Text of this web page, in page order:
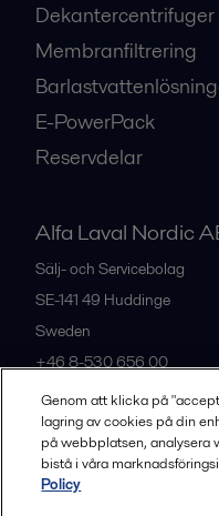
Dekantercentrifuger
Membranfiltrering
E-PowerPack
Reservdelar
Alfa Laval Nordic
Sälj- och Servicebolag
SE-141 49 Huddinge
Sweden
+46 8-530 656 00
Alla kontor och
Genom att klicka på
lagring av cookies på din
på webbplatsen, analysera
bistå i våra
Policy